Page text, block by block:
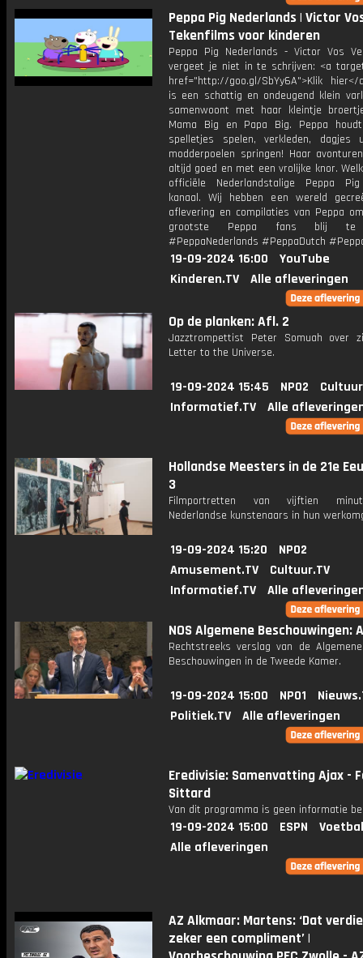
Peppa Pig Nederlands | Victor
Tekenfilms voor kinderen
Peppa Pig Nederlands - Victor Vos
vergeet je niet in te schrijven: <a
href="http://goo.gl/SbYy6A">Klik
is een schattig en ondeugend klein
samenwoont met haar kleintje
Mama Big en Papa Big. Peppa
spelletjes spelen, verkleden,
modderpoelen springen! Haar
altijd goed en met een vrolijke knor.
officiële Nederlandstalige Peppa
kanaal. Wij hebben een wereld
aflevering en compilaties van Peppa
grootste Peppa fans blij te
#PeppaNederlands #PeppaDutch
19-09-2024 16:00
YouTube
Kinderen.TV
Alle afleveringen
Op de planken: Afl. 2
Jazztrompettist Peter Somuah over
Letter to the Universe.
19-09-2024 15:45 NPO2
Informatief.TV
Alle
Hollandse Meesters in de 21e
3
Filmportretten van vijftien
Nederlandse kunstenaars in hun
19-09-2024 15:20
NPO2
Amusement.TV
Cultuur.TV
Informatief.TV
Alle
NOS Algemene Beschouwingen:
Rechtstreeks verslag van de
Beschouwingen in de Tweede Kamer.
19-09-2024 15:00 NPO1
Politiek.TV
Alle afleveringen
Eredivisie: Samenvatting Ajax -
Sittard
Van dit programma is geen informatie
19-09-2024 15:00 ESPN
Alle afleveringen
AZ Alkmaar: Martens: ‘Dat
zeker een compliment’ |